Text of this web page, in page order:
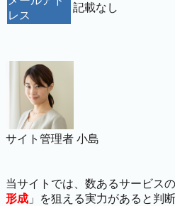
レス
記載なし
サイト管理者 小島
当サイトでは、数あるサービス
形成 」を狙える実力があると判